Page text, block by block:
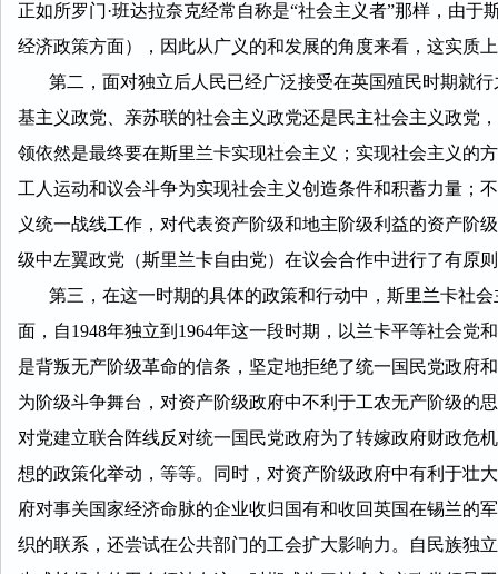
正如所罗门·班达拉奈克经常自称是“社会主义者”那样，由
经济政策方面），因此从广义的和发展的角度来看，这实质
第二，面对独立后人民已经广泛接受在英国殖民时期就行
基主义政党、亲苏联的社会主义政党还是民主社会主义政党
领依然是最终要在斯里兰卡实现社会主义；实现社会主义的
工人运动和议会斗争为实现社会主义创造条件和积蓄力量；
义统一战线工作，对代表资产阶级和地主阶级利益的资产阶
级中左翼政党（斯里兰卡自由党）在议会合作中进行了有原
第三，在这一时期的具体的政策和行动中，斯里兰卡社会
面，自1948年独立到1964年这一段时期，以兰卡平等社会
是背叛无产阶级革命的信条，坚定地拒绝了统一国民党政府
为阶级斗争舞台，对资产阶级政府中不利于工农无产阶级的
对党建立联合阵线反对统一国民党政府为了转嫁政府财政危
想的政策化举动，等等。同时，对资产阶级政府中有利于壮
府对事关国家经济命脉的企业收归国有和收回英国在锡兰的
织的联系，还尝试在公共部门的工会扩大影响力。自民族独